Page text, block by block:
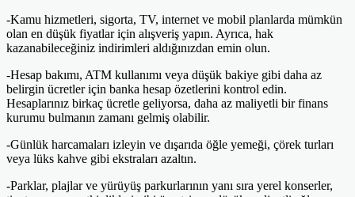
-Kamu hizmetleri, sigorta, TV, internet ve mobil planlarda mümkün
olan en düşük fiyatlar için alışveriş yapın. Ayrıca, hak
kazanabileceğiniz indirimleri aldığınızdan emin olun.
-Hesap bakımı, ATM kullanımı veya düşük bakiye gibi daha az
belirgin ücretler için banka hesap özetlerini kontrol edin.
Hesaplarınız birkaç ücretle geliyorsa, daha az maliyetli bir finans
kurumu bulmanın zamanı gelmiş olabilir.
-Günlük harcamaları izleyin ve dışarıda öğle yemeği, çörek turları
veya lüks kahve gibi ekstraları azaltın.
-Parklar, plajlar ve yürüyüş parkurlarının yanı sıra yerel konserler,